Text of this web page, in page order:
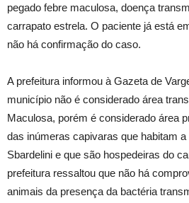
pegado febre maculosa, doença
carrapato estrela. O paciente já está
não há confirmação do caso.
A prefeitura informou à Gazeta de
município não é considerado área
Maculosa, porém é considerado área
das inúmeras capivaras que habitam
Sbardelini e que são hospedeiras do
prefeitura ressaltou que não há
animais da presença da bactéria